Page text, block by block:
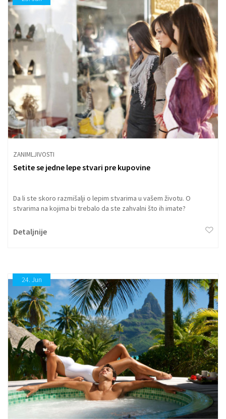
ZANIMLJIVOSTI
Setite se jedne lepe stvari pre kupovine
Da li ste skoro razmišalji o lepim stvarima u vašem životu. O
stvarima na kojima bi trebalo da ste zahvalni što ih imate?
Detaljnije
24. Jun